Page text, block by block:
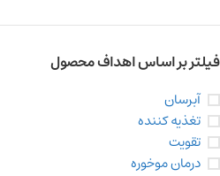
فیلتر بر اساس اهداف محصول
آبرسان
تغذیه کننده
تقویت
درمان موخوره